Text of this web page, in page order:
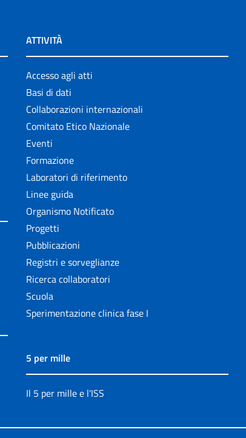
ATTIVITÀ
Accesso agli atti
Basi di dati
Collaborazioni internazionali
Comitato Etico Nazionale
Eventi
Formazione
Laboratori di riferimento
Linee guida
Organismo Notificato
Progetti
Pubblicazioni
Registri e sorveglianze
Ricerca collaboratori
Scuola
Sperimentazione clinica fase I
5 per mille
Il 5 per mille e l'ISS